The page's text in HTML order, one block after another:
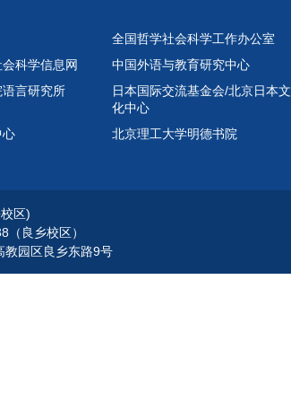
全国哲学社会科学工作办公室
科学信息网
中国外语与教育研究中心
言研究所
日本国际交流基金会/北京日本文
化中心
心
北京理工大学明德书院
区)
良乡校区）
教园区良乡东路9号